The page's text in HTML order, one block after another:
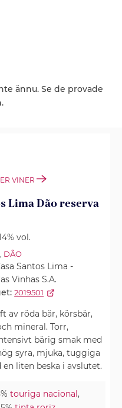
ännu. Se de provade
VINER
Lima Dão reserva
vol.
DÃO
Santos Lima -
Vinhas S.A.
2019501
av röda bär, körsbär,
mineral. Torr,
bärig smak med
syra, mjuka, tuggiga
liten beska i avslutet.
touriga nacional,